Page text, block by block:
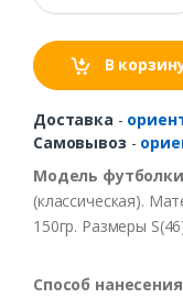
В
Доставка -
Самовывоз -
Модель
(классическая).
150гр. Размеры
Способ